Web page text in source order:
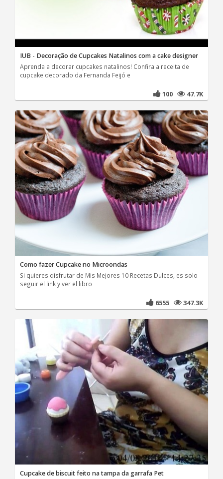
IUB - Decoração de Cupcakes Natalinos com a cake designer
Aprenda a decorar cupcakes natalinos! Confira a receita de
cupcake decorado da Fernanda Feijó e
100 47.7K
Como fazer Cupcake no Microondas
Si quieres disfrutar de Mis Mejores 10 Recetas Dulces, es solo
seguir el link y ver el libro
6555 347.3K
Cupcake de biscuit feito na tampa da garrafa Pet